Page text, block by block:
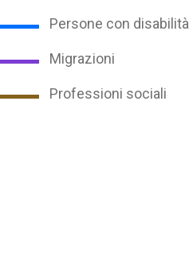
Persone con disabilità
Migrazioni
Professioni sociali